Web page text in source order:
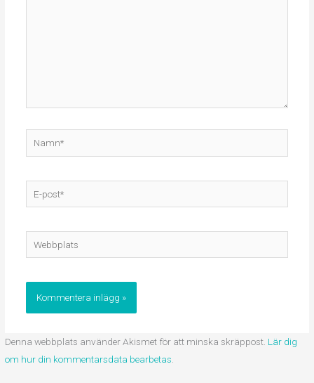
post*
Webbplats
Denna webbplats använder Akismet för att minska skräppost. Lär dig
om hur din kommentarsdata bearbetas